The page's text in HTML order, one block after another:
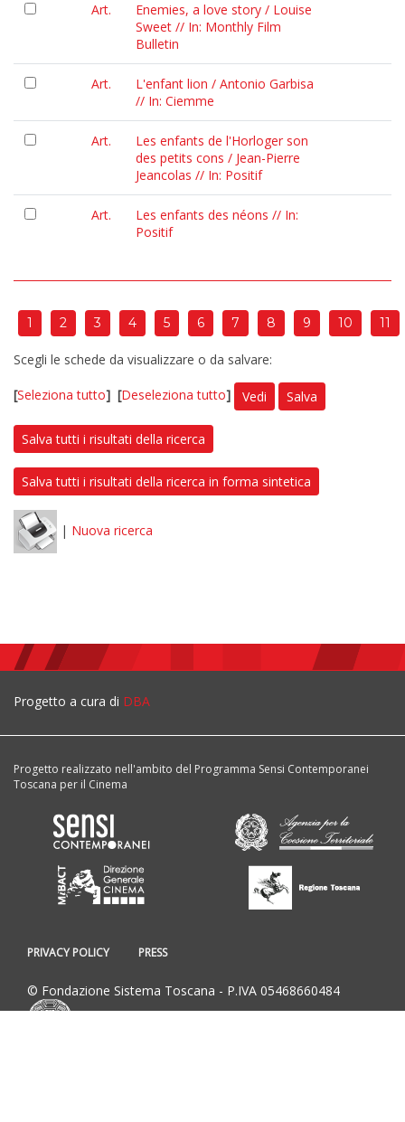
Art.
Enemies, a love story / Louise
Sweet // In: Monthly Film
Bulletin
Art.
L'enfant lion / Antonio Garbisa
// In: Ciemme
Art.
Les enfants de l'Horloger son
des petits cons / Jean-Pierre
Jeancolas // In: Positif
Art.
Les enfants des néons // In:
Positif
1 2 3 4 5 6 7 8 9 10 11
Scegli le schede da visualizzare o da salvare:
[Seleziona tutto] [Deseleziona tutto] Vedi Salva
Salva tutti i risultati della ricerca
Salva tutti i risultati della ricerca in forma sintetica
| Nuova ricerca
Progetto a cura di DBA
Progetto realizzato nell'ambito del Programma Sensi Contemporanei
Toscana per il Cinema
PRIVACY POLICY PRESS
© Fondazione Sistema Toscana - P.IVA 05468660484